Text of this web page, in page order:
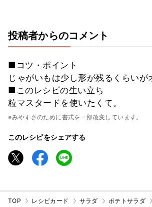
投稿者からのコメント
■コツ・ポイント
じゃがいもは少し形が残るくらいが
■このレシピの生い立ち
粒マスタードを使いたくて。
※みやすさのために書式を一部改変しています。
このレシピをシェアする
TOP レシピカード サラダ ポテトサラダ